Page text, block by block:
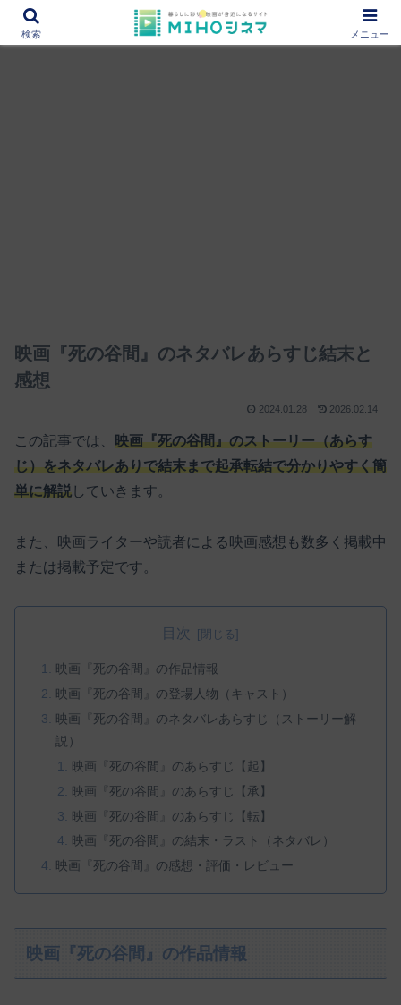
12000作品を紹介！あなたの映画図書館『MIHOシネマ』
映画『死の谷間』のネタバレあらすじ結末と
感想
2024.01.28 2026.02.14
この記事では、 映画『死の谷間』のストーリー（あらす
じ）をネタバレありで結末まで起承転結で分かりやすく簡
単に解説 していきます。
また、映画ライターや読者による映画感想も数多く掲載中
または掲載予定です。
目次
映画『死の谷間』の作品情報
映画『死の谷間』の登場人物（キャスト）
映画『死の谷間』のネタバレあらすじ（ストーリー解
説）
映画『死の谷間』のあらすじ【起】
映画『死の谷間』のあらすじ【承】
映画『死の谷間』のあらすじ【転】
映画『死の谷間』の結末・ラスト（ネタバレ）
映画『死の谷間』の感想・評価・レビュー
映画『死の谷間』の作品情報
検索 メニュー